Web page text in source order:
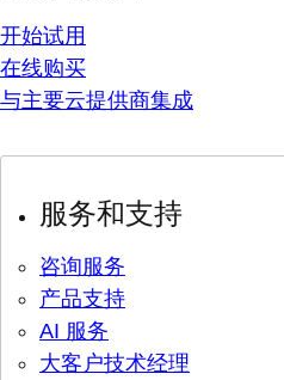
开始试用
在线购买
与主要云提供商集成
服务和支持
咨询服务
产品支持
AI 服务
大客户技术经理